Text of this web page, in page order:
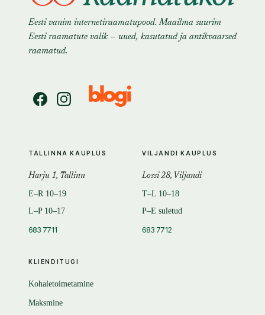
Eesti vanim internetiraamatupood. Maailma suurim
Eesti raamatute valik — uued, kasutatud ja antikvaarsed
raamatud.
KLIENDITUGI
Kohaletoimetamine
Maksmine
TALLINNA KAUPLUS
Harju 1, Tallinn
E–R 10–19
L–P 10–17
683 7711
VILJANDI KAUPLUS
Lossi 28, Viljandi
T–L 10–18
P–E suletud
683 7712